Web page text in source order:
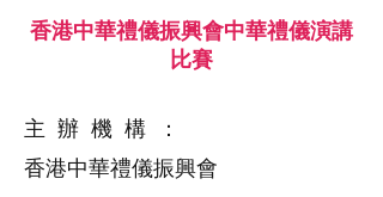
香港中華禮儀振興會中華禮儀演講
比賽
主 辦 機 構 ：
香港中華禮儀振興會